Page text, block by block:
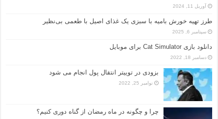
آوریل 11, 2024
طرز تهیه خورش بامیه با سبزی یک غذای اصیل با طعمی بی‌نظیر
سپتامبر 6, 2025
دانلود بازی Cat Simulator برای موبایل
دسامبر 18, 2022
بزودی در توییتر انتقال پول انجام می شود
نوامبر 25, 2022
چرا و چگونه در ماه رمضان از گناه دوری کنیم؟